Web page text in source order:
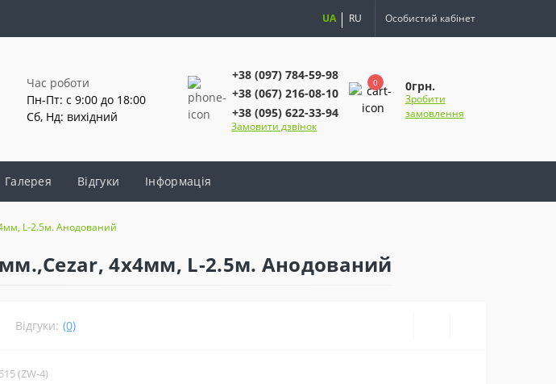
UA RU Особистий кабінет
Час роботи
Пн-Пт: с 9:00 до 18:00
Сб, Нд: вихідний
+38 (097) 784-59-98
+38 (067) 216-08-10
+38 (095) 622-33-94
Замовити дзвінок
0 0грн.
Зробити
замовлення
Галерея Відгуки Інформація
L-2.5м. Анодований
4х4мм, L-2.5м. Анодований
Відгуки: (0)
(ZW-4)